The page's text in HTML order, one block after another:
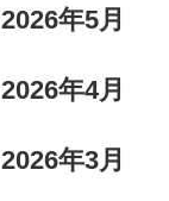
2026年5月
2026年4月
2026年3月